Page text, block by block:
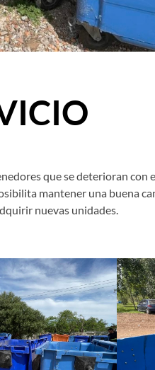
que se deterioran con
mantener una buena
nuevas unidades.